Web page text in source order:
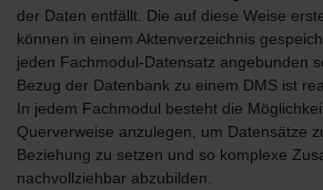
der Daten entfällt. Die auf diese Weise
können in einem Aktenverzeichnis
jeden Fachmodul-Datensatz angebunden
Bezug der Datenbank zu einem DMS ist
In jedem Fachmodul besteht die
Querverweise anzulegen, um Datensätze
Beziehung zu setzen und so komplexe
nachvollziehbar abzubilden.